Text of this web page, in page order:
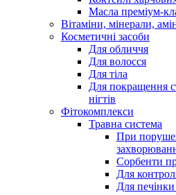
Масла преміум-
Вітаміни, мінерали,
Косметичні засоби
Для обличчя
Для волосся
Для тіла
Для покращення
нігтів
Фітокомплекси
Травна система
При
Сорбенти
Для
Для